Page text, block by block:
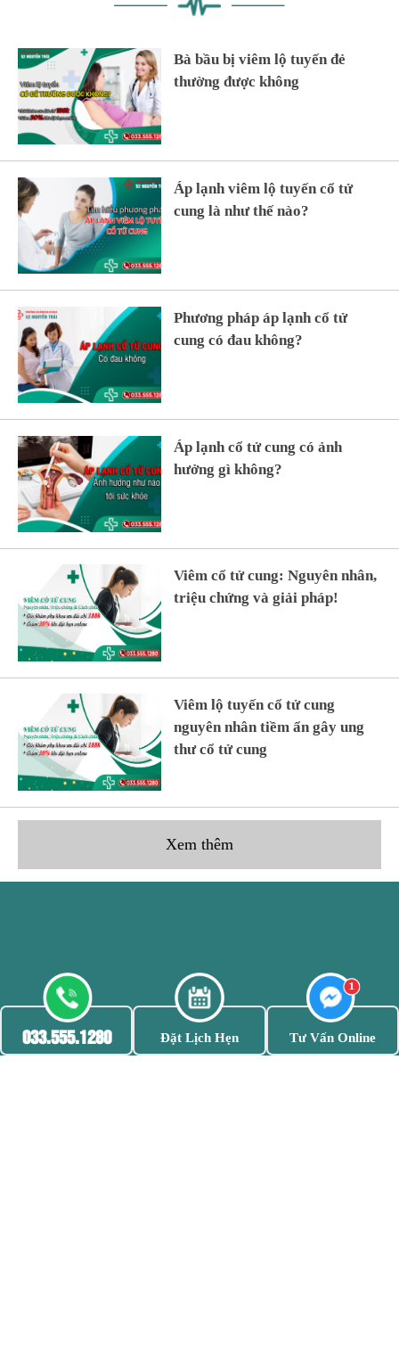
Bà bầu bị viêm lộ tuyến đẻ
thường được không
Áp lạnh viêm lộ tuyến cổ tử
cung là như thế nào?
Phương pháp áp lạnh cổ tử
cung có đau không?
Áp lạnh cổ tử cung có ảnh
hưởng gì không?
Viêm cổ tử cung: Nguyên nhân,
triệu chứng và giải pháp!
Viêm lộ tuyến cổ tử cung
nguyên nhân tiềm ẩn gây ung
thư cổ tử cung
Xem thêm
033.555.1280 Đặt Lịch Hẹn Tư Vấn Online